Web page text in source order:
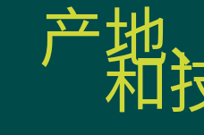
产地
和